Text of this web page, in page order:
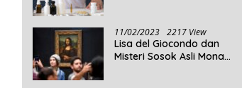
Aman Untuk Dikonsumsi
11/02/2023 2217 View
Lisa del Giocondo dan
Misteri Sosok Asli Mona